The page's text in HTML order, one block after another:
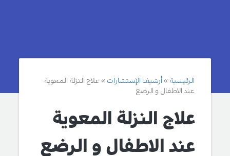
الرئيسية أرشيف الإستشارات
علاج النزلة المعوية
عند الاطفال و الرضع
علاج النزلة المعوية
عند الاطفال و الرضع